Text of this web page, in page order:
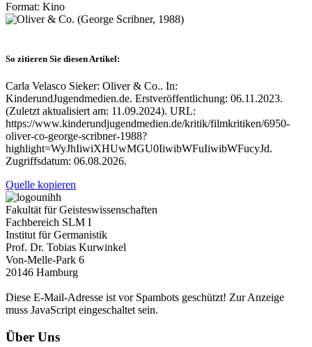
Format: Kino
So zitieren Sie diesen Artikel:
Carla Velasco Sieker: Oliver & Co.. In:
KinderundJugendmedien.de. Erstveröffentlichung: 06.11.2023.
(Zuletzt aktualisiert am: 11.09.2024). URL:
https://www.kinderundjugendmedien.de/kritik/filmkritiken/6950-
oliver-co-george-scribner-1988?
highlight=WyJhIiwiXHUwMGU0IiwibWFuIiwibWFucyJd.
Zugriffsdatum: 06.08.2026.
Quelle kopieren
Fakultät für Geisteswissenschaften
Fachbereich SLM I
Institut für Germanistik
Prof. Dr. Tobias Kurwinkel
Von-Melle-Park 6
20146 Hamburg
Diese E-Mail-Adresse ist vor Spambots geschützt! Zur Anzeige
muss JavaScript eingeschaltet sein.
Über Uns